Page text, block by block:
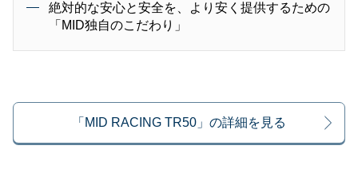
絶対的な安心と安全を、より安く提供するための
「MID独自のこだわり」
「MID RACING TR50」の詳細を見る